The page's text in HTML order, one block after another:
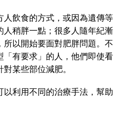
人飲食的方式，或因為遺傳等
人稍胖一點；很多人隨年紀漸
所以開始要面對肥胖問題。不
「有要求」的人，他們即使看
某些部位減肥。
以利用不同的治療手法，幫助